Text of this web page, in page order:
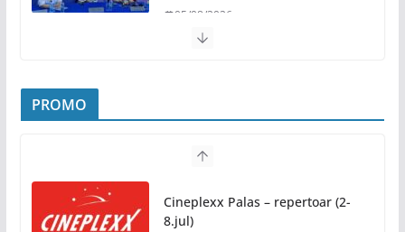
05/08/2026
akcija darivanja krvi odjeknula širom BiH
04/08/2026
Zašto hiljade ljudi istovremeno osjećaju isto?
Nauka iza festivalske energije
04/08/2026
PROMO
Cineplexx Palas – repertoar (2-
8.jul)